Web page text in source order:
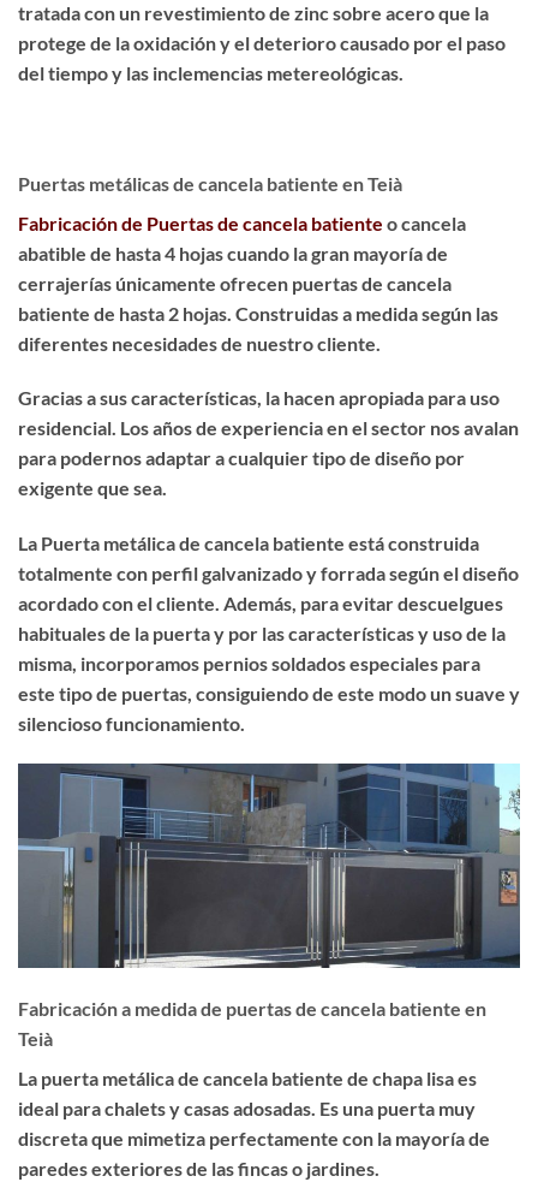
tratada con un revestimiento de zinc sobre aceroque la
protege de la oxidación y el deterioro causado por el paso
del tiempo y las inclemencias metereológicas.
Puertas metálicas de cancela batiente en Teià
Fabricación de Puertas de cancela batiente o cancela
abatible de hasta 4 hojas cuando la gran mayoría de
cerrajerías únicamente ofrecen puertas de cancela
batiente de hasta 2 hojas. Construidas a medida según las
diferentes necesidades de nuestro cliente.
Gracias a sus características, la hacen apropiada para uso
residencial. Los años de experiencia en el sector nos avalan
para podernos adaptar a cualquier tipo de diseño por
exigente que sea.
La Puerta metálica de cancela batiente está construida
totalmente con perfil galvanizado y forrada según el diseño
acordado con el cliente. Además, para evitar descuelgues
habituales de la puerta y por las características y uso de la
misma, incorporamos pernios soldados especiales para
este tipo de puertas, consiguiendo de este modo un suave y
silencioso funcionamiento.
Fabricación a medida de puertas de cancela batiente en
Teià
La puerta metálica de cancela batiente de chapa lisa es
ideal para chalets y casas adosadas . Es una puerta muy
discreta que mimetiza perfectamente con la mayoría de
paredes exteriores de las fincas o jardines.